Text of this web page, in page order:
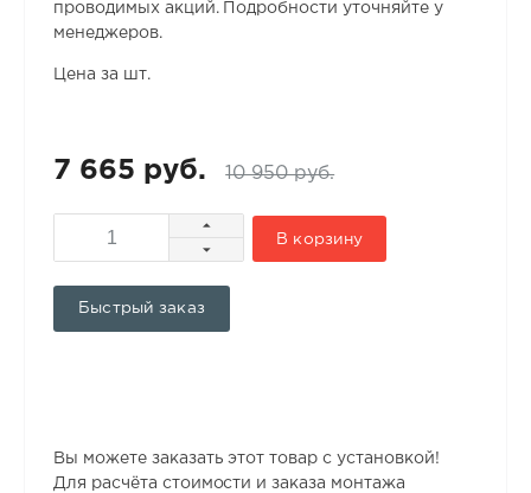
проводимых акций. Подробности уточняйте у
менеджеров.
Цена за шт.
7 665 руб. 10 950 руб.
В корзину
Быстрый заказ
Вы можете заказать этот товар с установкой!
Для расчёта стоимости и заказа монтажа